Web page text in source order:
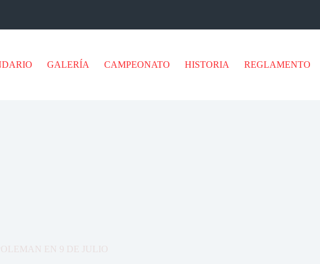
GALERÍA CAMPEONATO HISTORIA REGLAMENTO
EN 9 DE JULIO